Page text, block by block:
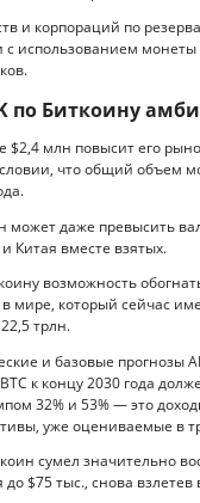
и корпораций по
с использованием
по Биткоину
$2,4 млн повысит его
что общий объем
может даже превысить
Китая вместе взятых.
возможность
мире, который сейчас
трлн.
и базовые прогнозы
к концу 2030 года
32% и 53% — это
уже оцениваемые в
сумел значительно
$75 тыс., снова взлетев